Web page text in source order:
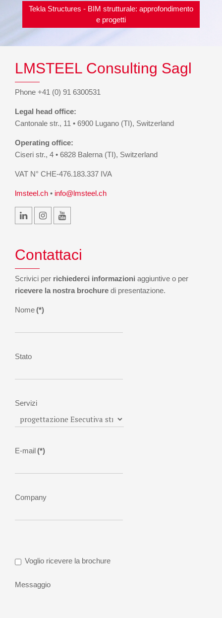
Tekla Structures - BIM strutturale: approfondimento
e progetti
LMSTEEL Consulting Sagl
Phone +41 (0) 91 6300531
Legal head office:
Cantonale str., 11 • 6900 Lugano (TI), Switzerland
Operating office:
Ciseri str., 4 • 6828 Balerna (TI), Switzerland
VAT N° CHE-476.183.337 IVA
lmsteel.ch • info@lmsteel.ch
Contattaci
Scrivici per richiederci informazioni aggiuntive o per
ricevere la nostra brochure di presentazione.
Nome(*)
Stato
Servizi
E-mail(*)
Company
Voglio ricevere la brochure
Messaggio